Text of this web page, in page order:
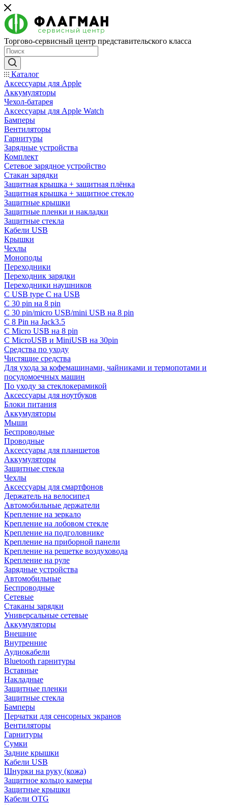
Торгово-сервисный центр представительского класса
Каталог
Аксессуары для Apple
Аккумуляторы
Чехол-батарея
Аксессуары для Apple Watch
Бамперы
Вентиляторы
Гарнитуры
Зарядные устройства
Комплект
Сетевое зарядное устройство
Стакан зарядки
Защитная крышка + защитная плёнка
Защитная крышка + защитное стекло
Защитные крышки
Защитные пленки и накладки
Защитные стекла
Кабели USB
Крышки
Чехлы
Моноподы
Переходники
Переходник зарядки
Переходники наушников
С USB type C на USB
С 30 pin на 8 pin
С 30 pin/micro USB/mini USB на 8 pin
С 8 Pin на Jack3.5
С Micro USB на 8 pin
С MicroUSB и MiniUSB на 30pin
Средства по уходу
Чистящие средства
Для ухода за кофемашинами, чайниками и термопотами и
посудомоечных машин
По уходу за стеклокерамикой
Аксессуары для ноутбуков
Блоки питания
Аккумуляторы
Мыши
Беспроводные
Проводные
Аксессуары для планшетов
Аккумуляторы
Защитные стекла
Чехлы
Аксессуары для смартфонов
Держатель на велосипед
Автомобильные держатели
Крепление на зеркало
Крепление на лобовом стекле
Крепление на подголовнике
Крепление на приборной панели
Крепление на решетке воздуховода
Крепление на руле
Зарядные устройства
Автомобильные
Беспроводные
Сетевые
Стаканы зарядки
Универсальные сетевые
Аккумуляторы
Внешние
Внутренние
Аудиокабели
Bluetooth гарнитуры
Вставные
Накладные
Защитные пленки
Защитные стекла
Бамперы
Перчатки для сенсорных экранов
Вентиляторы
Гарнитуры
Сумки
Задние крышки
Кабели USB
Шнурки на руку (кожа)
Защитное кольцо камеры
Защитные крышки
Кабели OTG